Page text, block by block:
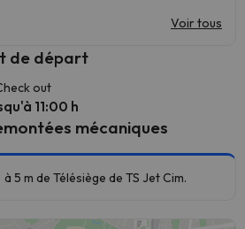
Voir tous
de départ
out
11:00 h
mécaniques
à 5 m de Télésiège de TS Jet Cim.